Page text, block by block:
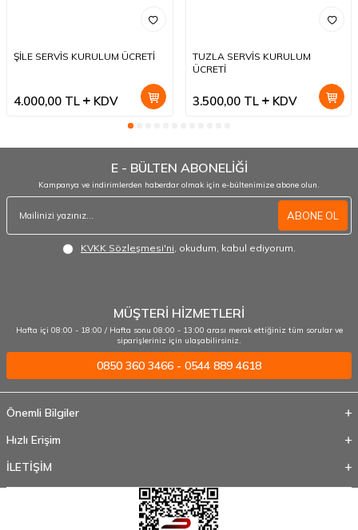
ŞİLE SERVİS KURULUM ÜCRETİ
4.000,00 TL KDV
TUZLA SERVİS KURULUM
ÜCRETİ
3.500,00TL KDV
E - BÜLTEN ABONELİĞİ
Kampanya ve indirimlerden haberdar olmak için e-bültenimize abone olun.
ABONE OL
KVKK Sözleşmesi'ni, okudum, kabul ediyorum.
MÜŞTERİ HİZMETLERİ
Hafta içi 08:00 - 18:00 / Hafta sonu 08:00 - 13:00 arası merak ettiğiniz tüm sorular ve
siparişleriniz için ulaşabilirsiniz.
0850 360 3466 - 0544 889 4618
Önemli Bilgiler
Hızlı Erişim
İLETİŞİM